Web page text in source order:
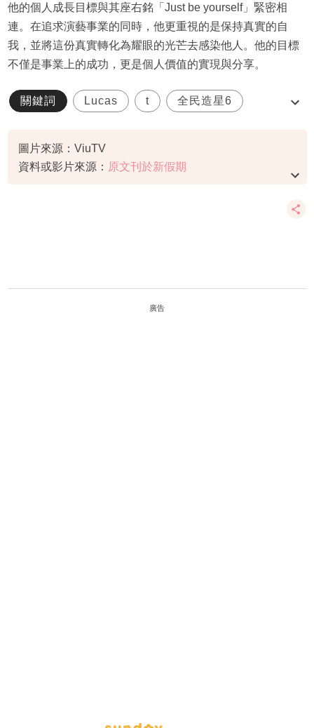
他的個人成長目標與其座右銘「Just be yourself」緊密相
連。在追求演藝事業的同時，他更重視的是保持真實的自
我，並將這份真實轉化為耀眼的光芒去感染他人。他的目標
不僅是事業上的成功，更是個人價值的實現與分享。
關鍵詞 Lucas t 全民造星6
圖片來源：ViuTV
資料或影片來源： 原文刊於新假期
廣告